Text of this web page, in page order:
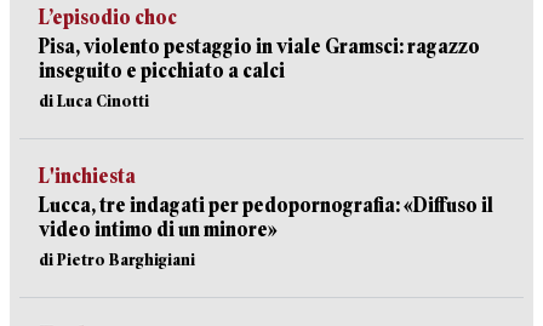
L’episodio choc
Pisa, violento pestaggio in viale Gramsci: ragazzo
inseguito e picchiato a calci
di Luca Cinotti
L'inchiesta
Lucca, tre indagati per pedopornografia: «Diffuso il
video intimo di un minore»
di Pietro Barghigiani